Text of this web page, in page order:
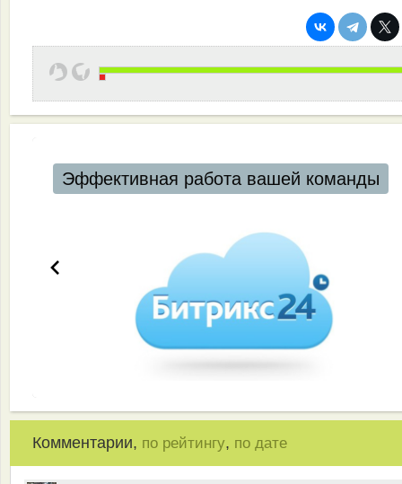
Эффективная работа вашей команды
Комментарии, по рейтингу, по дате